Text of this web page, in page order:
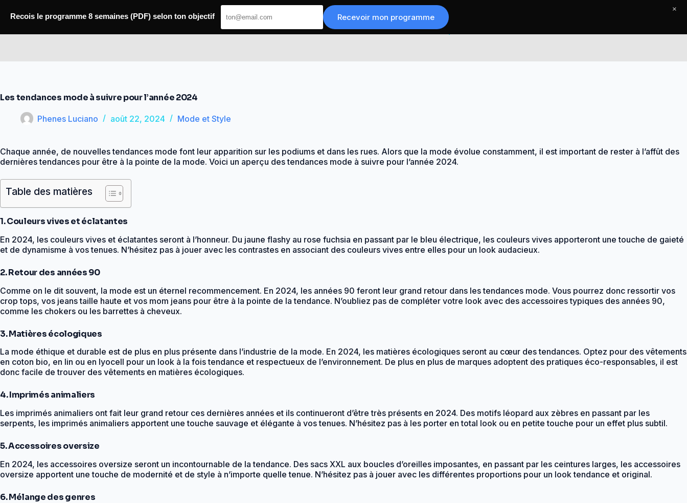
Les tendances mode à suivre pour l’année 2024
Phenes Luciano août 22, 2024 Mode et Style
Chaque année, de nouvelles tendances mode font leur apparition sur les podiums et dans les rues. Alors que la mode évolue constamment, il est important de rester à l’affût des
dernières tendances pour être à la pointe de la mode. Voici un aperçu des tendances mode à suivre pour l’année 2024.
Table des matières
1. Couleurs vives et éclatantes
En 2024, les couleurs vives et éclatantes seront à l’honneur. Du jaune flashy au rose fuchsia en passant par le bleu électrique, les couleurs vives apporteront une touche de gaieté
et de dynamisme à vos tenues. N’hésitez pas à jouer avec les contrastes en associant des couleurs vives entre elles pour un look audacieux.
2. Retour des années 90
Comme on le dit souvent, la mode est un éternel recommencement. En 2024, les années 90 feront leur grand retour dans les tendances mode. Vous pourrez donc ressortir vos
crop tops, vos jeans taille haute et vos mom jeans pour être à la pointe de la tendance. N’oubliez pas de compléter votre look avec des accessoires typiques des années 90,
comme les chokers ou les barrettes à cheveux.
3. Matières écologiques
La mode éthique et durable est de plus en plus présente dans l’industrie de la mode. En 2024, les matières écologiques seront au cœur des tendances. Optez pour des vêtements
en coton bio, en lin ou en lyocell pour un look à la fois tendance et respectueux de l’environnement. De plus en plus de marques adoptent des pratiques éco-responsables, il est
donc facile de trouver des vêtements en matières écologiques.
4. Imprimés animaliers
Les imprimés animaliers ont fait leur grand retour ces dernières années et ils continueront d’être très présents en 2024. Des motifs léopard aux zèbres en passant par les
serpents, les imprimés animaliers apportent une touche sauvage et élégante à vos tenues. N’hésitez pas à les porter en total look ou en petite touche pour un effet plus subtil.
5. Accessoires oversize
En 2024, les accessoires oversize seront un incontournable de la tendance. Des sacs XXL aux boucles d’oreilles imposantes, en passant par les ceintures larges, les accessoires
oversize apportent une touche de modernité et de style à n’importe quelle tenue. N’hésitez pas à jouer avec les différentes proportions pour un look tendance et original.
6. Mélange des genres
Recois le programme 8 semaines (PDF) selon ton objectif Recevoir mon programme
×